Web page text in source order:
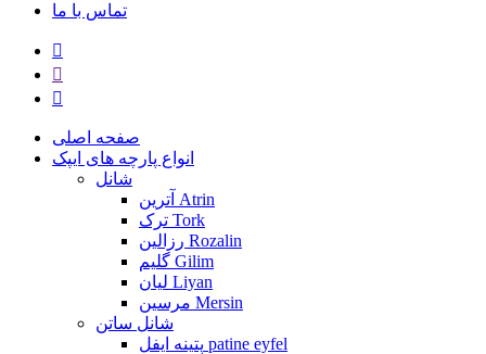
تماس با ما
صفحه اصلی
انواع پارچه های ایپک
شانل
آترین Atrin
ترک Tork
رزالین Rozalin
گلیم Gilim
لیان Liyan
مرسین Mersin
شانل ساتن
پتینه ایفل patine eyfel